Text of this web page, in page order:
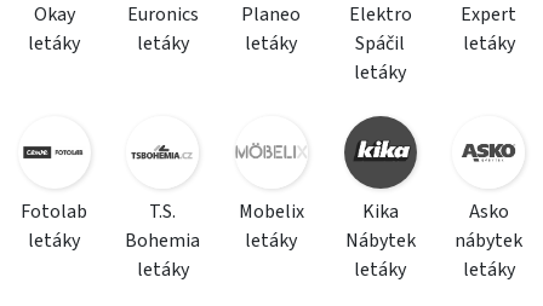
Okay
letáky
Euronics
letáky
Planeo
letáky
Elektro
Spáčil
letáky
Expert
letáky
Fotolab
letáky
T.S.
Bohemia
letáky
Mobelix
letáky
Kika
Nábytek
letáky
Asko
nábytek
letáky